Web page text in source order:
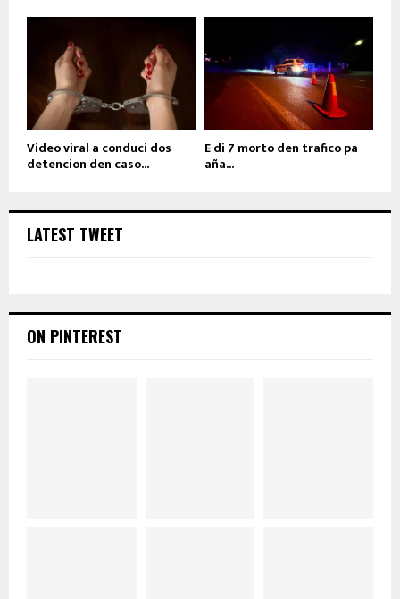
Video viral a conduci dos
detencion den caso...
E di 7 morto den trafico pa
aña...
LATEST TWEET
ON PINTEREST